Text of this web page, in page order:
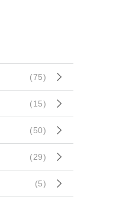
(75)
(15)
(50)
(29)
(5)